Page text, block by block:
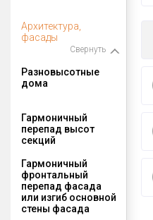
Архитектура,
фасады
Свернуть
Разновысотные
дома
Гармоничный
перепад высот
секций
Гармоничный
фронтальный
перепад фасада
или изгиб основной
стены фасада